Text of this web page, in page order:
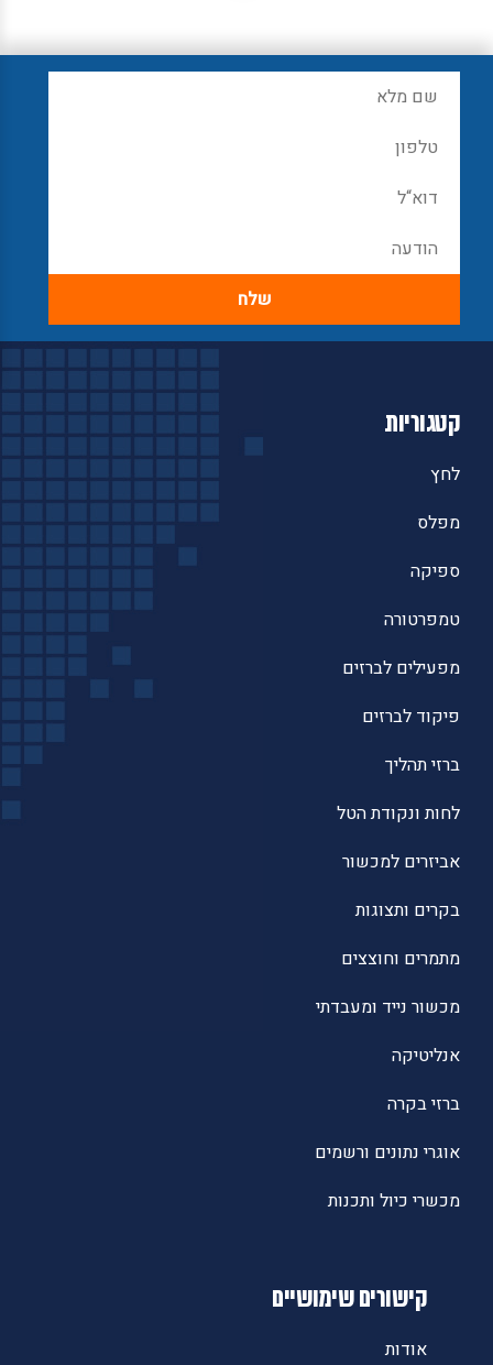
קטגוריות
לחץ
מפלס
ספיקה
טמפרטורה
מפעילים לברזים
פיקוד לברזים
ברזי תהליך
לחות ונקודת הטל
אביזרים למכשור
בקרים ותצוגות
מתמרים וחוצצים
מכשור נייד ומעבדתי
אנליטיקה
ברזי בקרה
אוגרי נתונים ורשמים
מכשרי כיול ותכנות
קישורים שימושיים
אודות